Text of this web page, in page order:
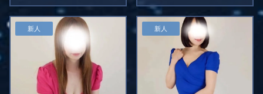
新人 新人